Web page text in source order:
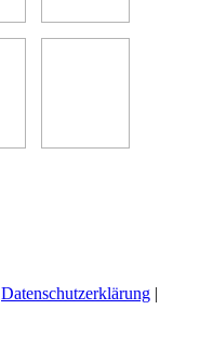
Datenschutzerklärung |